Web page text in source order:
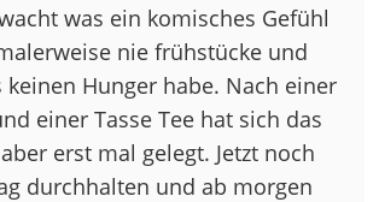
was ein komisches Gefühl
nie frühstücke und
keinen Hunger habe. Nach einer
einer Tasse Tee hat sich das
erst mal gelegt. Jetzt noch
durchhalten und ab morgen